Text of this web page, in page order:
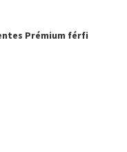
Prémium férfi